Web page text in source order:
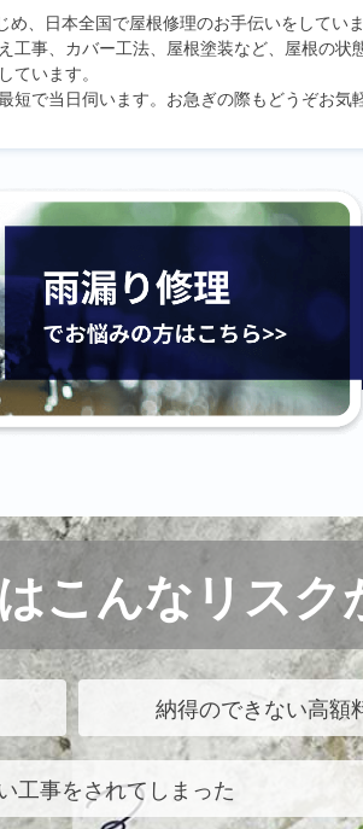
、日本全国で屋根修理のお手伝いをしていま
工事、カバー工法、屋根塗装など、屋根の状
います。
短で当日伺います。お急ぎの際もどうぞお気
こんなリスク
納得のできない高額
工事をされてしまった